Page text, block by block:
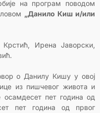
на програм поводом
„Данило Киш и/или
Ирена Јаворски,
о Данилу Кишу у овој
из пишчевог живота и
пет година од
пет година од првог